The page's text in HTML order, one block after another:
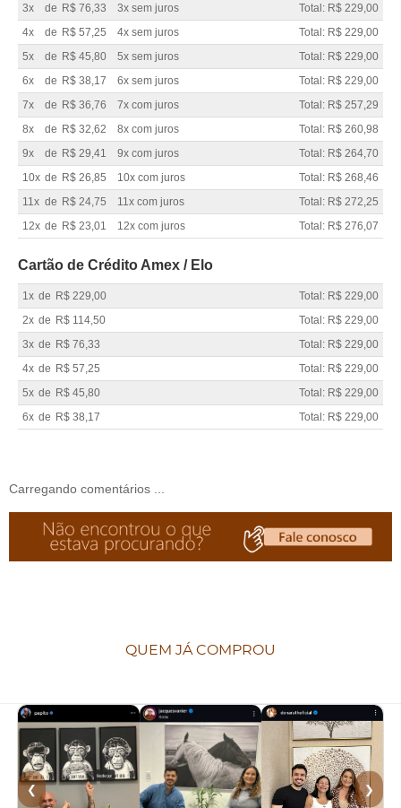
3x
de R$ 76,33 3x sem juros
Total: R$ 229,00
4x
de R$ 57,25 4x sem juros
Total: R$ 229,00
5x
de R$ 45,80 5x sem juros
Total: R$ 229,00
6x
de R$ 38,17 6x sem juros
Total: R$ 229,00
7x
de R$ 36,76 7x com juros
Total: R$ 257,29
8x
de R$ 32,62 8x com juros
Total: R$ 260,98
9x
de R$ 29,41 9x com juros
Total: R$ 264,70
10x de R$ 26,85 10x com juros
Total: R$ 268,46
11x de R$ 24,75 11x com juros
Total: R$ 272,25
12x de R$ 23,01 12x com juros Total: R$ 276,07
Cartão de Crédito Amex / Elo
1x de R$ 229,00
Total: R$ 229,00
2x de R$ 114,50
Total: R$ 229,00
3x de R$ 76,33
Total: R$ 229,00
4x de R$ 57,25
Total: R$ 229,00
5x de R$ 45,80
Total: R$ 229,00
6x de R$ 38,17 Total: R$ 229,00
Carregando comentários ...
QUEM JÁ COMPROU
❮ ❯